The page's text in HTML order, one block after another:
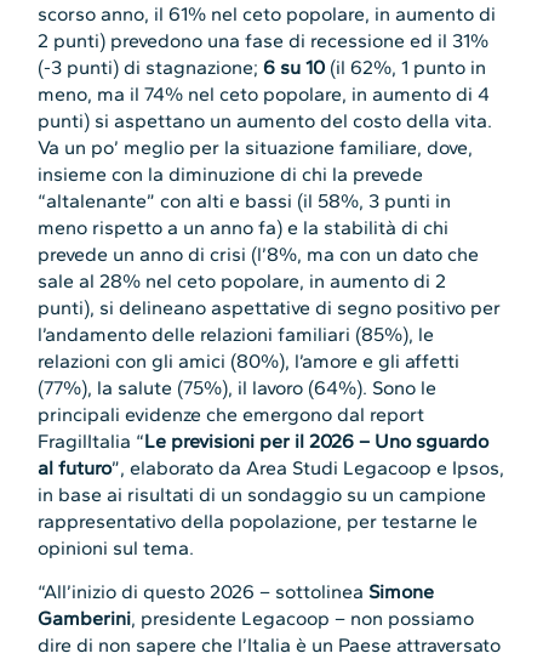
scorso anno, il 61% nel ceto popolare, in aumento di
2 punti) prevedono una fase di recessione ed il 31%
(-3 punti) di stagnazione;6 su 10 (il 62%, 1 punto in
meno, ma il 74% nel ceto popolare, in aumento di 4
punti) si aspettano un aumento del costo della vita.
Va un po’ meglio per la situazione familiare, dove,
insieme con la diminuzione di chi la prevede
“altalenante” con alti e bassi (il 58%, 3 punti in
meno rispetto a un anno fa) e la stabilità di chi
prevede un anno di crisi (l’8%, ma con un dato che
sale al 28% nel ceto popolare, in aumento di 2
punti), si delineano aspettative di segno positivo per
l’andamento delle relazioni familiari (85%), le
relazioni con gli amici (80%), l’amore e gli affetti
(77%), la salute (75%), il lavoro (64%). Sono le
principali evidenze che emergono dal report
FragilItalia “Le previsioni per il 2026 – Uno sguardo
al futuro”, elaborato da Area Studi Legacoop e Ipsos,
in base ai risultati di un sondaggio su un campione
rappresentativo della popolazione, per testarne le
opinioni sul tema.
“All’inizio di questo 2026 – sottolinea Simone
Gamberini, presidente Legacoop – non possiamo
dire di non sapere che l’Italia è un Paese attraversato